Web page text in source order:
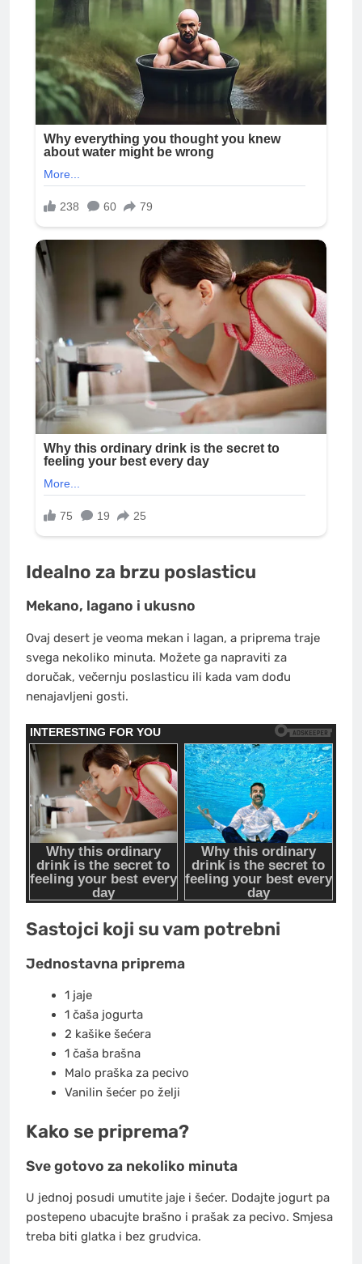
Idealno za brzu poslasticu
Mekano, lagano i ukusno
Ovaj desert je veoma mekan i lagan, a priprema traje
svega nekoliko minuta. Možete ga napraviti za
doručak, večernju poslasticu ili kada vam dođu
nenajavljeni gosti.
Sastojci koji su vam potrebni
Jednostavna priprema
1 jaje
1 čaša jogurta
2 kašike šećera
1 čaša brašna
Malo praška za pecivo
Vanilin šećer po želji
Kako se priprema?
Sve gotovo za nekoliko minuta
U jednoj posudi umutite jaje i šećer. Dodajte jogurt pa
postepeno ubacujte brašno i prašak za pecivo. Smjesa
treba biti glatka i bez grudvica.